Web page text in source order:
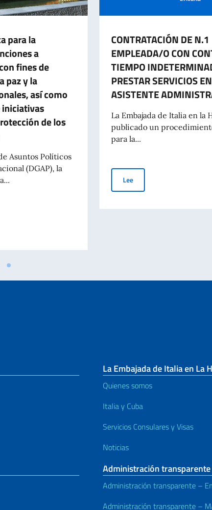
esta Embajada
para la
a
fines de
paz y la
así como
iniciativas
de los
Asuntos Políticos
(DGAP), la
la concesión de subvenciones a entidades privadas con fines de
CONTRATACIÓN DE N.1
EMPLEADA/O CON
TIEMPO
PRESTAR SERVICIOS
ASISTENTE
La Embajada de Italia en la
publicado un
para la...
LeeCONTRATACIÓN DE N.1
La Embajada de Italia en La
Quienes somos
Italia y Cuba
Servicios Consulares y Visas
Noticias
Administración transparente
Administración transparente –
Administración transparente –